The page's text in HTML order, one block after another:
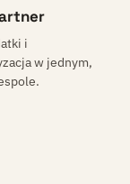
i
w jednym,